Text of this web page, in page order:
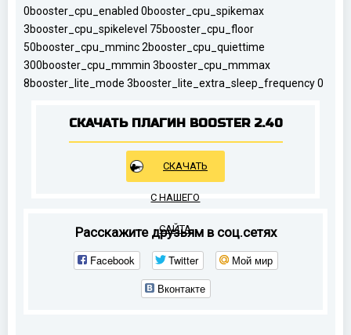
0booster_cpu_enabled 0booster_cpu_spikemax
3booster_cpu_spikelevel 75booster_cpu_floor
50booster_cpu_mminc 2booster_cpu_quiettime
300booster_cpu_mmmin 3booster_cpu_mmmax
8booster_lite_mode 3booster_lite_extra_sleep_frequency 0
СКАЧАТЬ ПЛАГИН BOOSTER 2.40
СКАЧАТЬ
С НАШЕГО
САЙТА
Расскажите друзьям в соц.сетях
Facebook Twitter
Мой мир
Вконтакте